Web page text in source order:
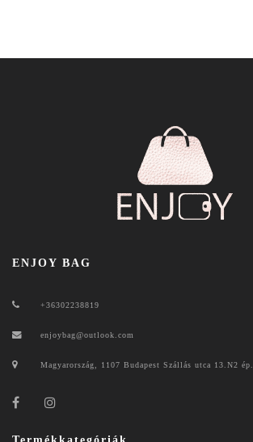
ENJOY BAG
+36302238819
enjoybag@outlook.com
Magyarország, 1107 Budapest Szállás utca 13.N2 ép.